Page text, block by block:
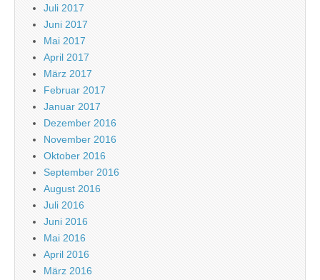
Juli 2017
Juni 2017
Mai 2017
April 2017
März 2017
Februar 2017
Januar 2017
Dezember 2016
November 2016
Oktober 2016
September 2016
August 2016
Juli 2016
Juni 2016
Mai 2016
April 2016
März 2016